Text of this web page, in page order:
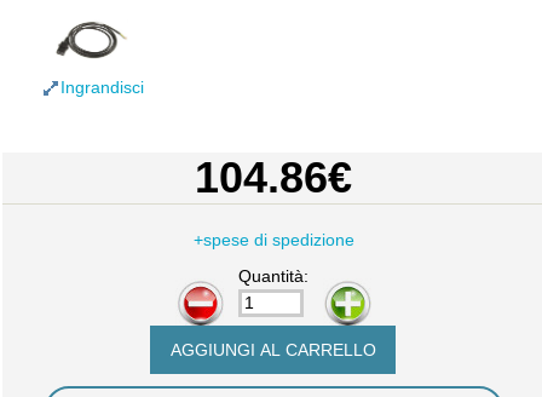
Ingrandisci
104.86€
+spese di spedizione
Quantità:
-
+